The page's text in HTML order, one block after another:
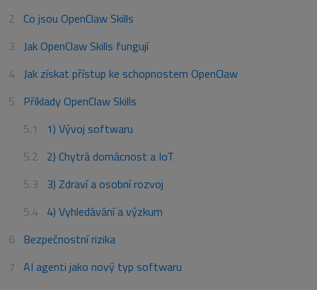
Co jsou OpenClaw Skills
Jak OpenClaw Skills fungují
Jak získat přístup ke schopnostem OpenClaw
Příklady OpenClaw Skills
1) Vývoj softwaru
2) Chytrá domácnost a IoT
3) Zdraví a osobní rozvoj
4) Vyhledávání a výzkum
Bezpečnostní rizika
AI agenti jako nový typ softwaru